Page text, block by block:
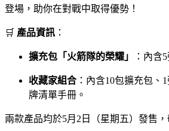
登場，助你在對戰中取得優勢！
🛒 產品資訊 ：
擴充包「火箭隊的榮耀」 ：內含
收藏家組合 ：內含10包擴充包、
牌清單手冊。
兩款產品均於5月2日（星期五）發售，